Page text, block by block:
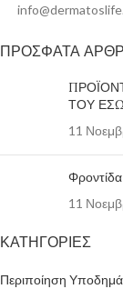
ΠΡΟΣΦΑΤΑ
ΤΟΥ
11
11
ΚΑΤΗΓΟΡΙΕΣ
Περιποίηση